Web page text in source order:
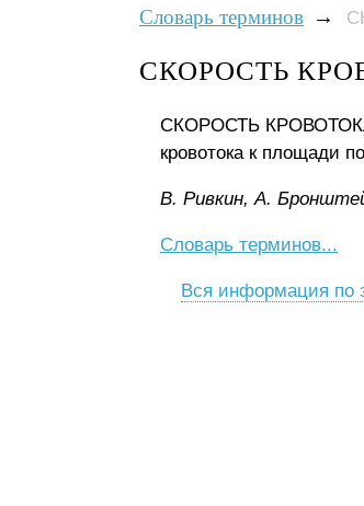
Словарь терминов →
СКОРОСТЬ
СКОРОСТЬ КРОВОТОКА
кровотока к площади
B. Pивкин, A.
Словарь терминов...
Вся информация по